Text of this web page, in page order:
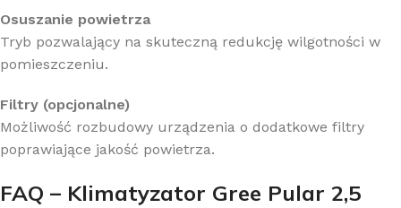
Osuszanie powietrza
Tryb pozwalający na skuteczną redukcję wilgotności w
pomieszczeniu.
Filtry (opcjonalne)
Możliwość rozbudowy urządzenia o dodatkowe filtry
poprawiające jakość powietrza.
FAQ – Klimatyzator Gree Pular 2,5